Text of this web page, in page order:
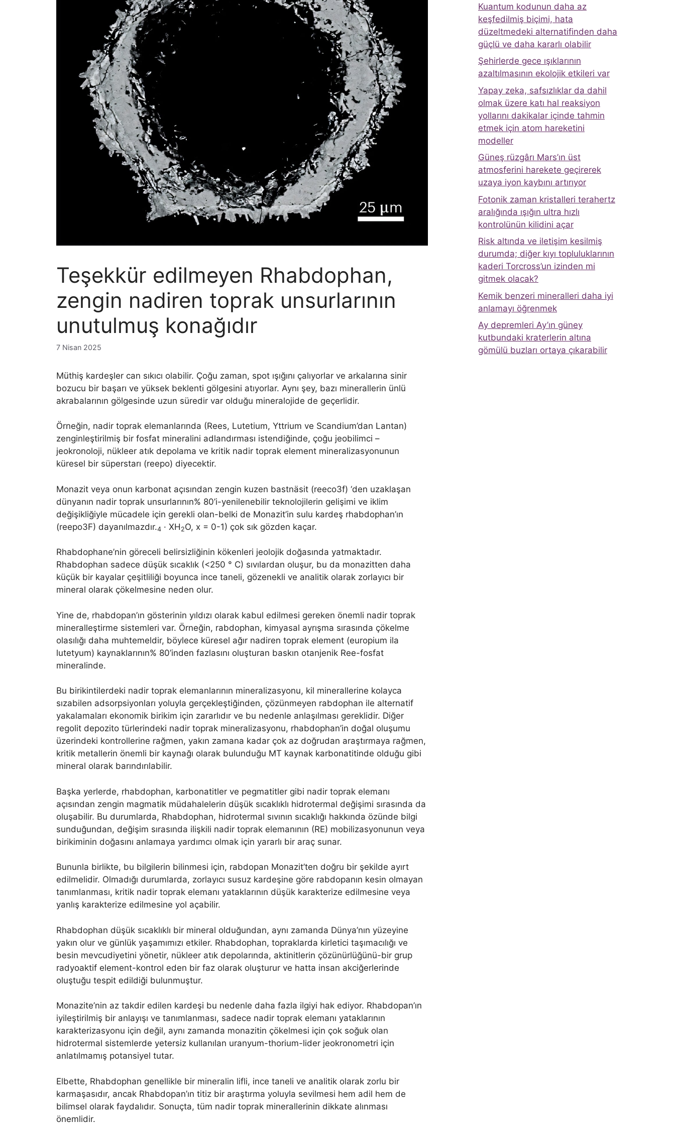
Teşekkür edilmeyen Rhabdophan,
zengin nadiren toprak unsurlarının
unutulmuş konağıdır
7 Nisan 2025
Müthiş kardeşler can sıkıcı olabilir. Çoğu zaman, spot ışığını çalıyorlar ve arkalarına sinir
bozucu bir başarı ve yüksek beklenti gölgesini atıyorlar. Aynı şey, bazı minerallerin ünlü
akrabalarının gölgesinde uzun süredir var olduğu mineralojide de geçerlidir.
Örneğin, nadir toprak elemanlarında (Rees, Lutetium, Yttrium ve Scandium’dan Lantan)
zenginleştirilmiş bir fosfat mineralini adlandırması istendiğinde, çoğu jeobilimci –
jeokronoloji, nükleer atık depolama ve kritik nadir toprak element mineralizasyonunun
küresel bir süperstarı (reepo) diyecektir.
Monazit veya onun karbonat açısından zengin kuzen bastnäsit (reeco3f) ‘den uzaklaşan
dünyanın nadir toprak unsurlarının% 80’i-yenilenebilir teknolojilerin gelişimi ve iklim
değişikliğiyle mücadele için gerekli olan-belki de Monazit’in sulu kardeş rhabdophan’ın
(reepo3F) dayanılmazdır.4 · XH 2O, x = 0-1) çok sık gözden kaçar.
Rhabdophane’nin göreceli belirsizliğinin kökenleri jeolojik doğasında yatmaktadır.
Rhabdophan sadece düşük sıcaklık (<250 ° C) sıvılardan oluşur, bu da monazitten daha
küçük bir kayalar çeşitliliği boyunca ince taneli, gözenekli ve analitik olarak zorlayıcı bir
mineral olarak çökelmesine neden olur.
Yine de, rhabdopan’ın gösterinin yıldızı olarak kabul edilmesi gereken önemli nadir toprak
mineralleştirme sistemleri var. Örneğin, rabdophan, kimyasal ayrışma sırasında çökelme
olasılığı daha muhtemeldir, böylece küresel ağır nadiren toprak element (europium ila
lutetyum) kaynaklarının% 80’inden fazlasını oluşturan baskın otanjenik Ree-fosfat
mineralinde.
Bu birikintilerdeki nadir toprak elemanlarının mineralizasyonu, kil minerallerine kolayca
sızabilen adsorpsiyonları yoluyla gerçekleştiğinden, çözünmeyen rabdophan ile alternatif
yakalamaları ekonomik birikim için zararlıdır ve bu nedenle anlaşılması gereklidir. Diğer
regolit depozito türlerindeki nadir toprak mineralizasyonu, rhabdophan’in doğal oluşumu
üzerindeki kontrollerine rağmen, yakın zamana kadar çok az doğrudan araştırmaya rağmen,
kritik metallerin önemli bir kaynağı olarak bulunduğu MT kaynak karbonatitinde olduğu gibi
mineral olarak barındırılabilir.
Başka yerlerde, rhabdophan, karbonatitler ve pegmatitler gibi nadir toprak elemanı
açısından zengin magmatik müdahalelerin düşük sıcaklıklı hidrotermal değişimi sırasında da
oluşabilir. Bu durumlarda, Rhabdophan, hidrotermal sıvının sıcaklığı hakkında özünde bilgi
sunduğundan, değişim sırasında ilişkili nadir toprak elemanının (RE) mobilizasyonunun veya
birikiminin doğasını anlamaya yardımcı olmak için yararlı bir araç sunar.
Bununla birlikte, bu bilgilerin bilinmesi için, rabdopan Monazit’ten doğru bir şekilde ayırt
edilmelidir. Olmadığı durumlarda, zorlayıcı susuz kardeşine göre rabdopanın kesin olmayan
tanımlanması, kritik nadir toprak elemanı yataklarının düşük karakterize edilmesine veya
yanlış karakterize edilmesine yol açabilir.
Rhabdophan düşük sıcaklıklı bir mineral olduğundan, aynı zamanda Dünya’nın yüzeyine
yakın olur ve günlük yaşamımızı etkiler. Rhabdophan, topraklarda kirletici taşımacılığı ve
besin mevcudiyetini yönetir, nükleer atık depolarında, aktinitlerin çözünürlüğünü-bir grup
radyoaktif element-kontrol eden bir faz olarak oluşturur ve hatta insan akciğerlerinde
oluştuğu tespit edildiği bulunmuştur.
Monazite’nin az takdir edilen kardeşi bu nedenle daha fazla ilgiyi hak ediyor. Rhabdopan’ın
iyileştirilmiş bir anlayışı ve tanımlanması, sadece nadir toprak elemanı yataklarının
karakterizasyonu için değil, aynı zamanda monazitin çökelmesi için çok soğuk olan
hidrotermal sistemlerde yetersiz kullanılan uranyum-thorium-lider jeokronometri için
anlatılmamış potansiyel tutar.
Elbette, Rhabdophan genellikle bir mineralin lifli, ince taneli ve analitik olarak zorlu bir
karmaşasıdır, ancak Rhabdopan’ın titiz bir araştırma yoluyla sevilmesi hem adil hem de
bilimsel olarak faydalıdır. Sonuçta, tüm nadir toprak minerallerinin dikkate alınması
önemlidir.
Kuantum kodunun daha az
keşfedilmiş biçimi, hata
düzeltmedeki alternatifinden daha
güçlü ve daha kararlı olabilir
Şehirlerde gece ışıklarının
azaltılmasının ekolojik etkileri var
Yapay zeka, safsızlıklar da dahil
olmak üzere katı hal reaksiyon
yollarını dakikalar içinde tahmin
etmek için atom hareketini
modeller
Güneş rüzgârı Mars’ın üst
atmosferini harekete geçirerek
uzaya iyon kaybını artırıyor
Fotonik zaman kristalleri terahertz
aralığında ışığın ultra hızlı
kontrolünün kilidini açar
Risk altında ve iletişim kesilmiş
durumda; diğer kıyı topluluklarının
kaderi Torcross’un izinden mi
gitmek olacak?
Kemik benzeri mineralleri daha iyi
anlamayı öğrenmek
Ay depremleri Ay’ın güney
kutbundaki kraterlerin altına
gömülü buzları ortaya çıkarabilir